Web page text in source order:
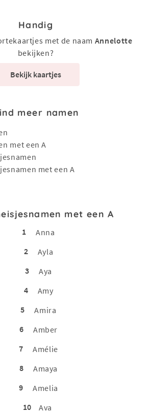
Handig
met de naam Annelotte
bekijken?
Bekijk kaartjes
meer namen
met een A
met een A
met een A
1
Anna
2
Ayla
3
Aya
4
Amy
5
Amira
6
Amber
7
Amélie
8
Amaya
9
Amelia
10
Ava